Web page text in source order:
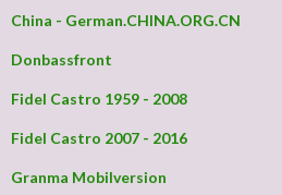
China - German.CHINA.ORG.CN
Donbassfront
Fidel Castro 1959 - 2008
Fidel Castro 2007 - 2016
Granma Mobilversion